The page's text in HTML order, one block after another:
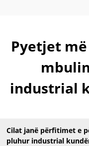
Pyetjet
industrial
Cilat janë përfitimet e
pluhur industrial